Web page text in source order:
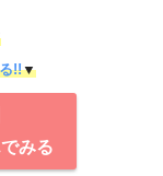
!!▼
みる